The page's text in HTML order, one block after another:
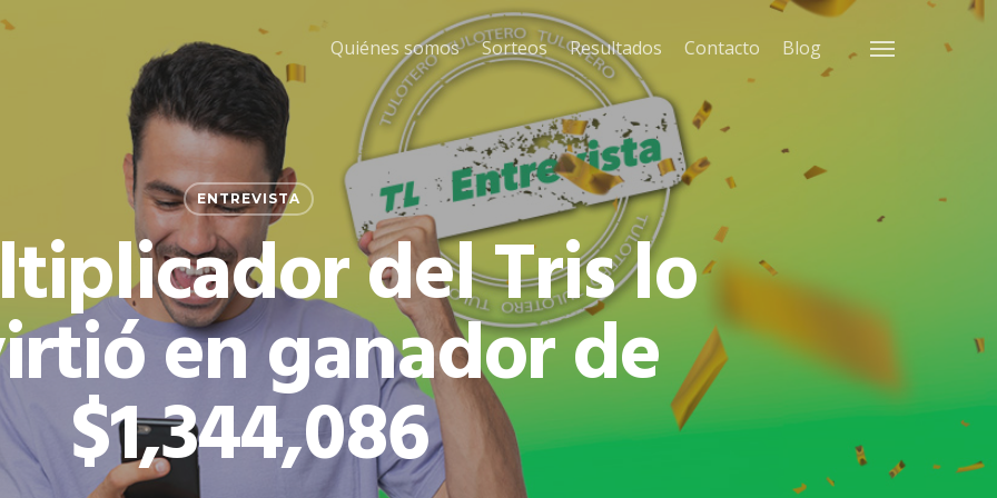
Quiénes somos Sorteos Resultados Contacto Blog Menu
ENTREVISTA
del Tris lo
en ganador de
$1,344,086